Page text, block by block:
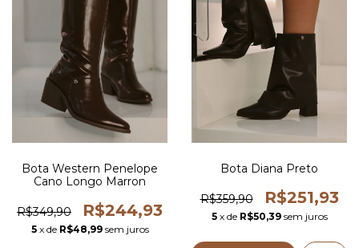
Bota Western Penelope
Cano Longo Marron
R$349,90 R$244,93
5 x de R$48,99 sem juros
Bota Diana Preto
R$359,90 R$251,93
5 x de R$50,39 sem juros